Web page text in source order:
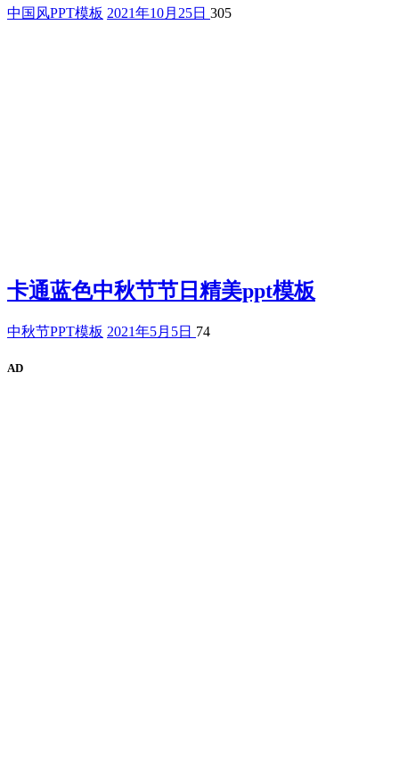
中国风PPT模板 2021年10月25日 305
卡通蓝色中秋节节日精美ppt模板
中秋节PPT模板 2021年5月5日 74
AD